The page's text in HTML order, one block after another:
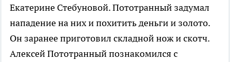
Екатерине Стебуновой. Пототранный задумал
нападение на них и похитить деньги и золото.
Он заранее приготовил складной нож и скотч.
Алексей Пототранный познакомился с